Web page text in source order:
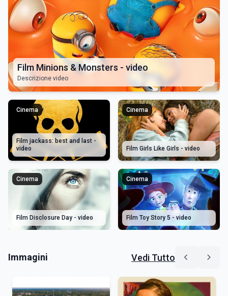
Film Minions & Monsters - video
Descrizione video
Cinema
Film jackass: best and last -
video
Cinema
Film Girls Like Girls - video
Cinema
Film Disclosure Day - video
Cinema
Film Toy Story 5 - video
Immagini Vedi Tutto